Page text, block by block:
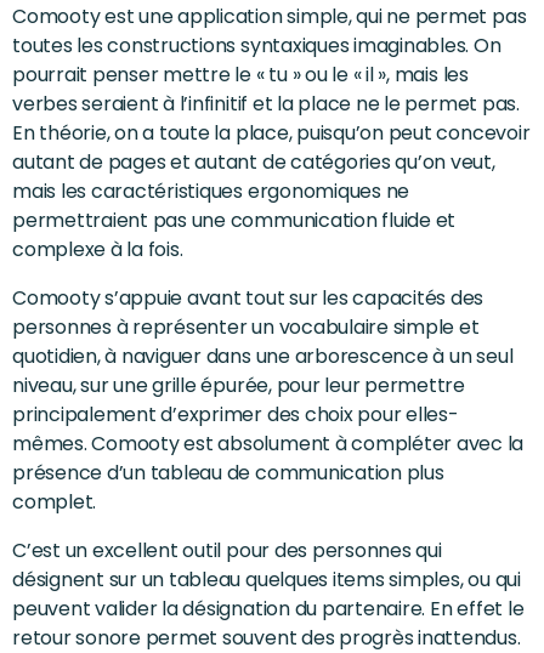
Comooty est une application simple, qui ne permet pas
toutes les constructions syntaxiques imaginables. On
pourrait penser mettre le « tu » ou le « il », mais les
verbes seraient à l’infinitif et la place ne le permet pas.
En théorie, on a toute la place, puisqu’on peut concevoir
autant de pages et autant de catégories qu’on veut,
mais les caractéristiques ergonomiques ne
permettraient pas une communication fluide et
complexe à la fois.
Comooty s’appuie avant tout sur les capacités des
personnes à représenter un vocabulaire simple et
quotidien, à naviguer dans une arborescence à un seul
niveau, sur une grille épurée, pour leur permettre
principalement d’exprimer des choix pour elles-
mêmes. Comooty est absolument à compléter avec la
présence d’un tableau de communication plus
complet.
C’est un excellent outil pour des personnes qui
désignent sur un tableau quelques items simples, ou qui
peuvent valider la désignation du partenaire. En effet le
retour sonore permet souvent des progrès inattendus.